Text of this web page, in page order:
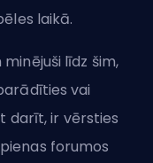
laikā.
līdz šim,
vai
darīt, ir vērsties
forumos